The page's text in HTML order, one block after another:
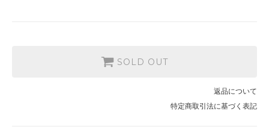
SOLD OUT
返品について
特定商取引法に基づく表記